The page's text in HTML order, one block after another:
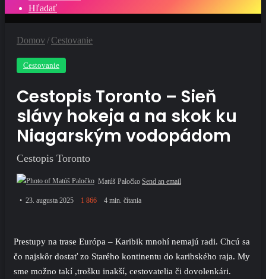
Hľadať
Domov/ Cestovanie
Cestovanie
Cestopis Toronto – Sieň
slávy hokeja a na skok ku
Niagarským vodopádom
Cestopis Toronto
Matúš Paločko Send an email
23. augusta 2025 1 866 4 min. čítania
Prestupy na trase Európa – Karibik mnohí nemajú radi. Chcú sa
čo najskôr dostať zo Starého kontinentu do karibského raja. My
sme možno takí ,trošku inakší, cestovatelia či dovolenkári.